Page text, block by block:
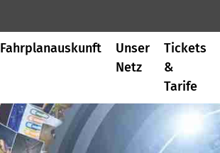
Fahrplanauskunft
Unser
Netz
Tickets
&
Tarife